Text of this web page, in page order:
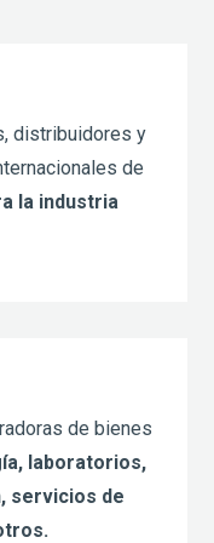
distribuidores y
de
la industria
de bienes
laboratorios,
servicios de